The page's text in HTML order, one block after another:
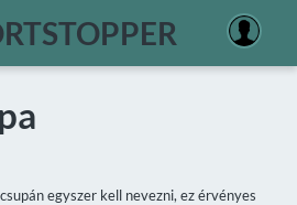
egyszer kell nevezni, ez érvényes